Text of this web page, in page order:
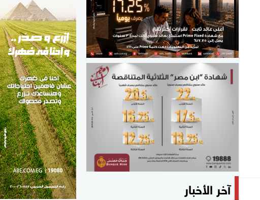
مواهب مصر
آخر الأخبار